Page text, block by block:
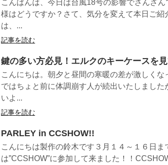
こんばんは、今日は台風18号の影響でさんざ
様はどうですか？さて、気分を変えて本日ご紹
は、...
記事を読む
鍵の多い方必見！エルクのキーケースを
こんにちは。朝夕と昼間の寒暖の差が激しく
ではちょと前に体調崩す人が続出いたしまし
いよ...
記事を読む
PARLEY in CCSHOW!!
こんにちは製作の鈴木です３月１４～１６日
は”CCSHOW”に参加して来ました！！